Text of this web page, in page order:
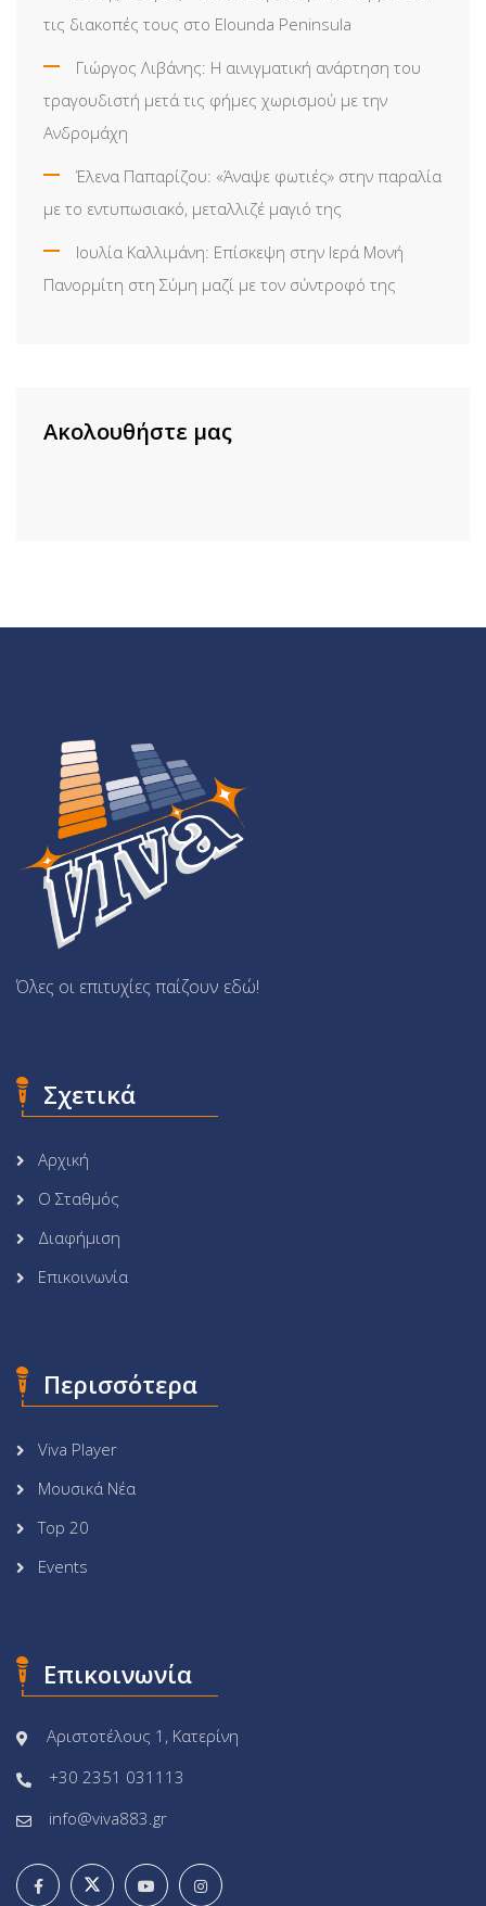
τις διακοπές τους στο Elounda Peninsula
Γιώργος Λιβάνης: Η αινιγματική ανάρτηση του
τραγουδιστή μετά τις φήμες χωρισμού με την
Ανδρομάχη
Έλενα Παπαρίζου: «Άναψε φωτιές» στην παραλία
με το εντυπωσιακό, μεταλλιζέ μαγιό της
Ιουλία Καλλιμάνη: Επίσκεψη στην Ιερά Μονή
Πανορμίτη στη Σύμη μαζί με τον σύντροφό της
Ακολουθήστε μας
Όλες οι επιτυχίες παίζουν εδώ!
Σχετικά
Αρχική
Ο Σταθμός
Διαφήμιση
Επικοινωνία
Περισσότερα
Viva Player
Μουσικά Νέα
Top 20
Events
Επικοινωνία
Αριστοτέλους 1, Κατερίνη
+30 2351 031113
info@viva883.gr